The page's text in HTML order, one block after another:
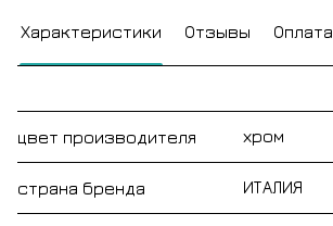
Характеристики Отзывы Оплата
цвет производителя хром
страна бренда ИТАЛИЯ